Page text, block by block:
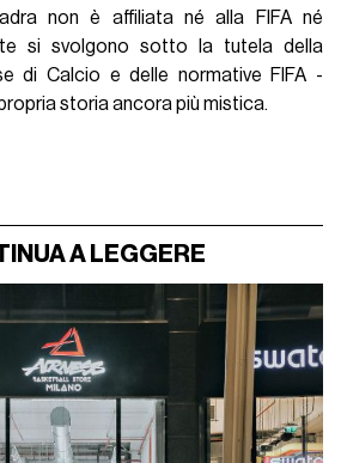
non è affiliata né alla FIFA né
si svolgono sotto la tutela della
di Calcio e delle normative FIFA -
storia ancora più mistica.
A LEGGERE